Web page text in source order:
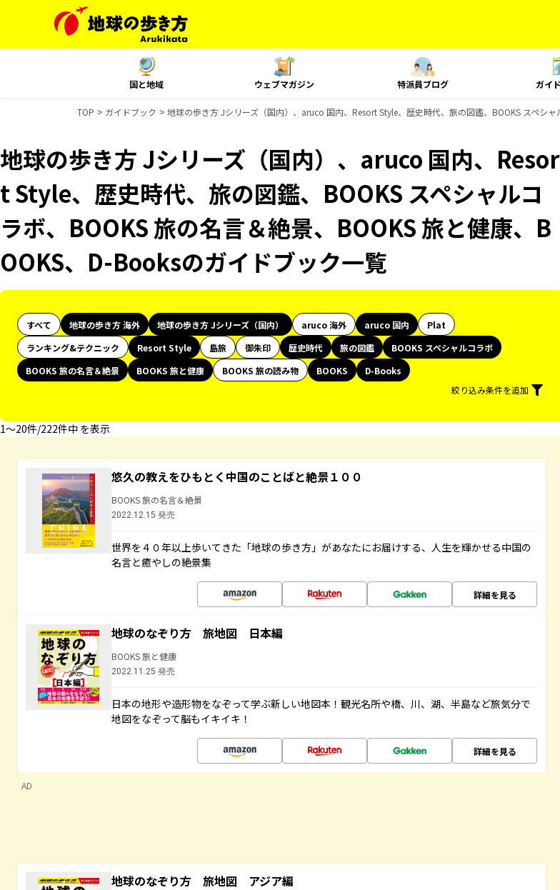
国と地域 ウェブマガジン 特派員ブログ ガイ
TOP ガイドブック 地球の歩き方 Jシリーズ（国内）、aruco 国内、Resort Style、歴史時代、旅の図鑑、BOOKS スペシ
地球の歩き方 Jシリーズ（国内）、aruco 国内、Resor
t Style、歴史時代、旅の図鑑、BOOKS スペシャルコ
ラボ、BOOKS 旅の名言＆絶景、BOOKS 旅と健康、B
OOKS、D-Booksのガイドブック一覧
すべて 地球の歩き方 海外 地球の歩き方 Jシリーズ（国内） aruco 海外 aruco 国内
Plat
ランキング&テクニック
Resort Style 島旅 御朱印 歴史時代 旅の図鑑
BOOKS スペシャルコラボ
BOOKS 旅の名言＆絶景
BOOKS 旅と健康 BOOKS 旅の読み物 BOOKS
D-Books
絞り込み条件を追加
1〜20件/222件中 を表示
悠久の教えをひもとく中国のことばと絶景１００
BOOKS 旅の名言＆絶景
2022.12.15 発売
世界を４０年以上歩いてきた「地球の歩き方」があなたにお届けする、人生を輝かせる中国の
名言と癒やしの絶景集
詳細を見る
地球のなぞり方 旅地図 日本編
BOOKS 旅と健康
2022.11.25 発売
日本の地形や造形物をなぞって学ぶ新しい地図本！観光名所や橋、川、湖、半島など旅気分で
地図をなぞって脳もイキイキ！
詳細を見る
AD
地球のなぞり方 旅地図 アジア編